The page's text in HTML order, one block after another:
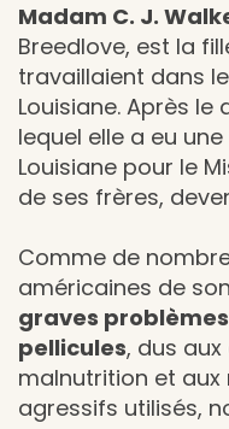
Madam C. J.
Breedlove, est la
travaillaient dans
Louisiane. Après
lequel elle a eu
Louisiane pour le
de ses frères,
Comme de
américaines de
graves
pellicules, dus
malnutrition et
agressifs utilisés,